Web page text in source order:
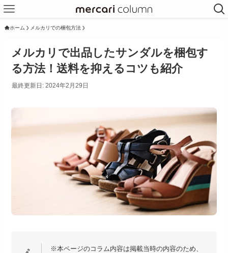
ホーム メルカリでの梱包方法
メルカリで出品したサンダルを梱包す
る方法！送料を抑えるコツも紹介
最終更新日: 2024年2月29日
※本ページのコラム内容は掲載当時の内容のため、